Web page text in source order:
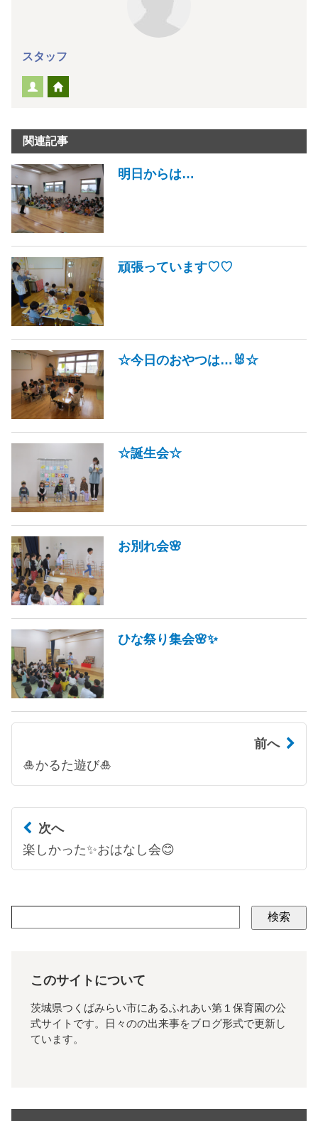
スタッフ
関連記事
明日からは…
頑張っています♡♡
☆今日のおやつは…🐰☆
☆誕生会☆
お別れ会🌸
ひな祭り集会🌸✨
前へ
🎍かるた遊び🎍
次へ
楽しかった✨おはなし会😊
検索
このサイトについて
茨城県つくばみらい市にあるふれあい第１保育園の公
式サイトです。日々のの出来事をブログ形式で更新し
ています。